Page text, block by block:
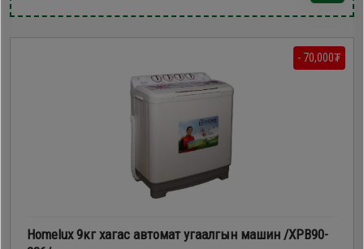
- 70,000₮
Homelux 9кг хагас автомат угаалгын машин /ХРВ90-